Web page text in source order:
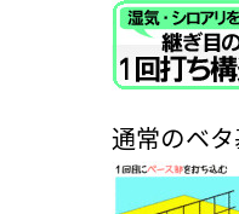
通常のベタ